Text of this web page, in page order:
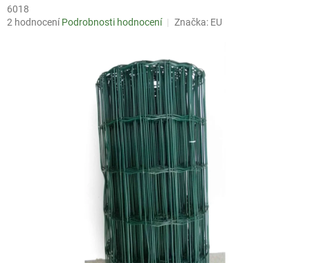
6018
Průměrné
2 hodnocení Podrobnosti hodnocení Značka: EU